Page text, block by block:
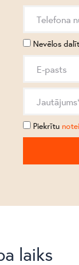
Nevēlos
Piekrītu
laiks